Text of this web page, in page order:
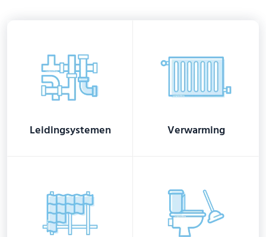
Leidingsystemen Verwarming